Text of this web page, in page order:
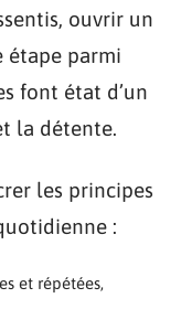
ouvrir un
étape parmi
font état d’un
la détente.
les principes
:
et répétées,